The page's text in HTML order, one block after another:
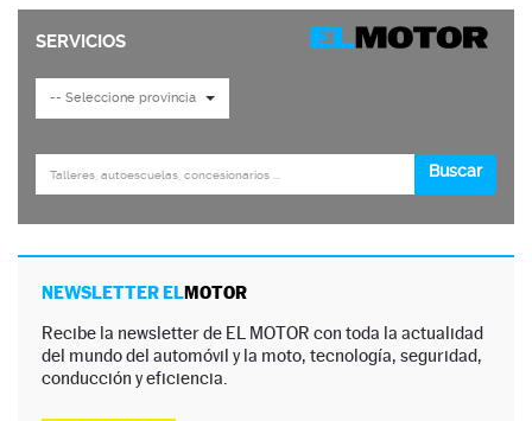
NEWSLETTER ELMOTOR
Recibe la newsletter de EL MOTOR con toda la actualidad
del mundo del automóvil y la moto, tecnología, seguridad,
conducción y eficiencia.